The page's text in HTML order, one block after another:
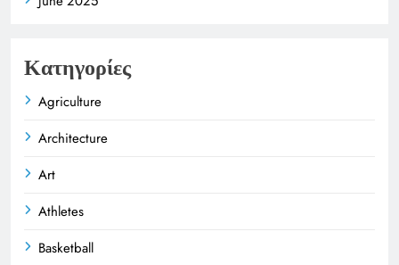
Κατηγορίες
Agriculture
Architecture
Art
Athletes
Basketball